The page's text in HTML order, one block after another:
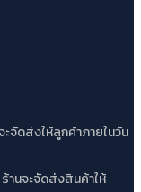
ะจัดส่งให้ลูกค้าภายในวัน
านจะจัดส่งสินค้าให้